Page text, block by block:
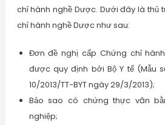
chỉ hành nghề Dược. Dưới đây là thủ
chỉ hành nghề Dược như sau:
Đơn đề nghị cấp Chứng chỉ
được quy định bởi Bộ Y tế (Mẫu
10/2013/TT-BYT ngày 29/3/2013);
Bảo sao có chứng thực văn
nghiệp;